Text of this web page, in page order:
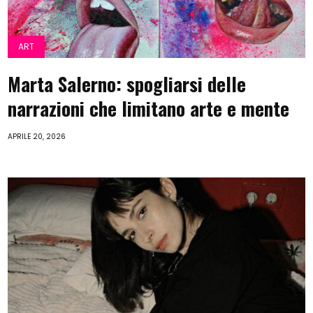
ART
Marta Salerno: spogliarsi delle
narrazioni che limitano arte e mente
APRILE 20, 2026